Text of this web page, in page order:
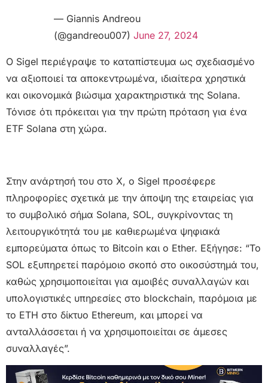
— Giannis Andreou
(@gandreou007) June 27, 2024
Ο Sigel περιέγραψε το καταπίστευμα ως σχεδιασμένο
να αξιοποιεί τα αποκεντρωμένα, ιδιαίτερα χρηστικά
και οικονομικά βιώσιμα χαρακτηριστικά της Solana.
Τόνισε ότι πρόκειται για την πρώτη πρόταση για ένα
ETF Solana στη χώρα.
Στην ανάρτησή του στο X, ο Sigel προσέφερε
πληροφορίες σχετικά με την άποψη της εταιρείας για
το συμβολικό σήμα Solana, SOL, συγκρίνοντας τη
λειτουργικότητά του με καθιερωμένα ψηφιακά
εμπορεύματα όπως το Bitcoin και ο Ether. Εξήγησε: “Το
SOL εξυπηρετεί παρόμοιο σκοπό στο οικοσύστημά του,
καθώς χρησιμοποιείται για αμοιβές συναλλαγών και
υπολογιστικές υπηρεσίες στο blockchain, παρόμοια με
το ETH στο δίκτυο Ethereum, και μπορεί να
ανταλλάσσεται ή να χρησιμοποιείται σε άμεσες
συναλλαγές”.